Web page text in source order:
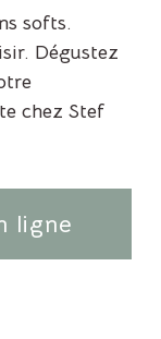
softs.
Dégustez
chez Stef
ligne